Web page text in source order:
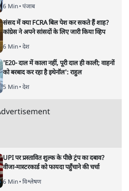
दूरदर्शी रणनीति या
मोड़?
2026
ईयू अध्यक्ष उर्सुला वॉन डेर लेयेन और
समझौताः क्या यूरोप की ओर भारत
नज़रिया है या वैश्विक दबावों और
से उठाया गया एक कदम है? वरिष्ठ